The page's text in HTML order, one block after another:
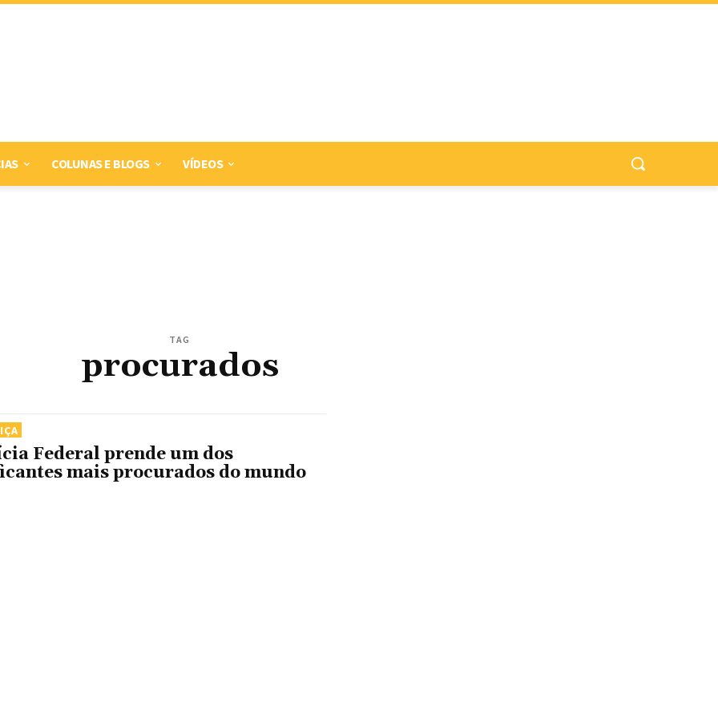
COLUNAS E BLOGS VÍDEOS
TAG
procurados
Federal prende um dos
mais procurados do mundo